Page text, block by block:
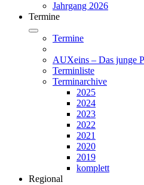
Jahrgang 2026
Termine
Termine
AUXeins – Das junge
Terminliste
Terminarchive
2025
2024
2023
2022
2021
2020
2019
komplett
Regional